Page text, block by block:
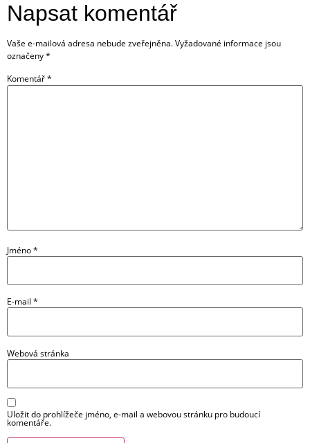
Napsat komentář
Vaše e-mailová adresa nebude zveřejněna.Vyžadované informace jsou
označeny*
Komentář*
Jméno*
E-mail *
Webová stránka
Uložit do prohlížeče jméno, e-mail a webovou stránku pro budoucí
komentáře.